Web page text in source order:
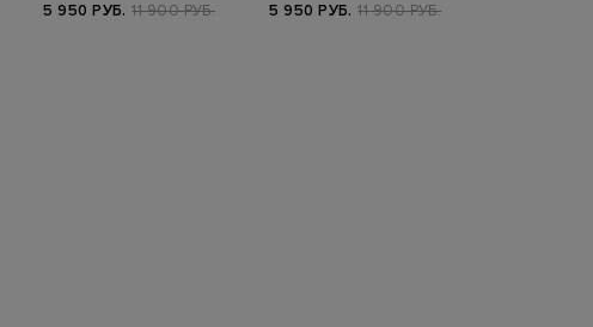
5 950 РУБ. 11 900 РУБ. 5 950 РУБ. 11 900 РУБ.